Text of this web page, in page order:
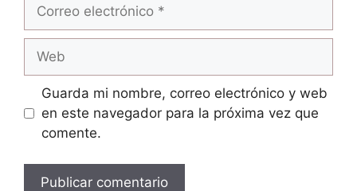
Web
Guarda mi nombre, correo electrónico y web
en este navegador para la próxima vez que
comente.